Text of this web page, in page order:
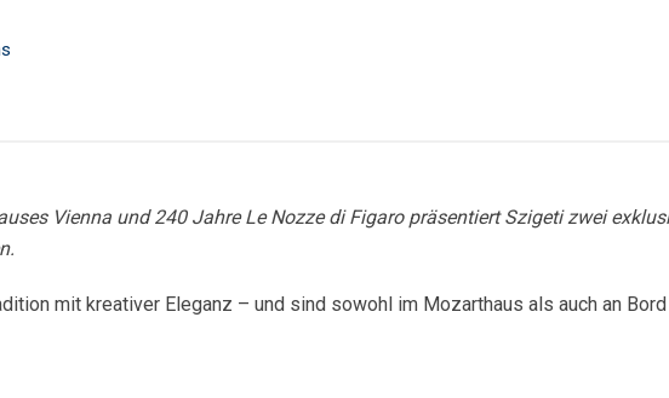
Vienna und 240 Jahre Le Nozze di Figaro präsentiert Szigeti zwei
mit kreativer Eleganz – und sind sowohl im Mozarthaus als auch an